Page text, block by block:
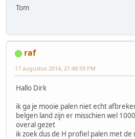
Tom
raf
17 augustus 2014, 21:48:59 PM
Hallo Dirk
ik ga je mooie palen niet echt
belgen land zijn er misschien wel
overal gezet
ik zoek dus de H profiel palen met